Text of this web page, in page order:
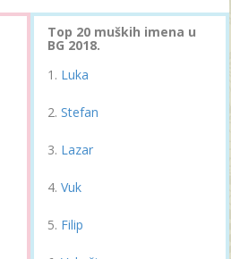
Top 20 muških imena u
BG 2018.
Luka
Stefan
Lazar
Vuk
Filip